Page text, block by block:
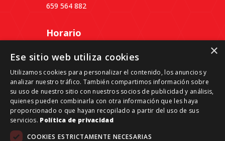
659 564 882
Horario
Viernes: 09:30 a 14:00
Dirección
Passeig del Ferrocarril, 339, 3º 4ª, Despacho B,
08860 Castelldefels, Barcelona
×
Ese sitio web utiliza cookies
Utilizamos cookies para personalizar el contenido, los anuncios y
analizar nuestro tráfico. También compartimos información sobre
su uso de nuestro sitio con nuestros socios de publicidad y análisis,
quienes pueden combinarla con otra información que les haya
proporcionado o que hayan recopilado a partir del uso de sus
servicios. Política de privacidad
COOKIES ESTRICTAMENTE NECESARIAS